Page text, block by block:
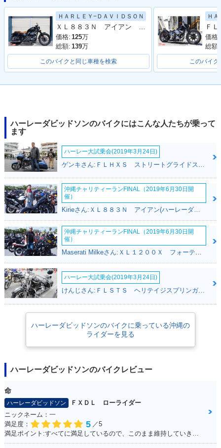
r Glide Sport
1999年 FXDX Supe
ＨＡＲＬＥＹ−ＤＡＶＩＤＳＯＮ
ＸＬ８８３Ｎ アイアン ２０１４Ｙ
価格: 125万
総額: 139万
このバイクと同じ車種を検索
Ｈ
価格:
総額:
このバイク
ハーレーダビッドソンのバイクにはこんな人たちが乗って
ます
ハーレー大試乗会(2019年3月24日)
沖縄チャリティーランFINAL（2019年6月30日開
催）
Kirieさん:ＸＬ８８３Ｎ アイアン(ハーレーダビッドソン)
沖縄チャリティーランFINAL（2019年6月30日開
催）
Maserati Milkeさん:ＸＬ１２００Ｘ フォーティエイト(ハーレーダビッドソン)
ハーレー大試乗会(2019年3月24日)
けんじさん:ＦＬＳＴＳ ヘリテイジスプリンガー(ハーレーダビッドソン)
ハーレーダビッドソンのバイクに乗っている沖縄の
ライダーを見る
ハーレーダビッドソンのバイクレビュー
命
ハーレーダビッドソン
ＦＸＤＬ ローライダー
ニックネーム：一
満足度：
5 ／5